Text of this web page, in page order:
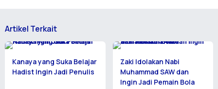
Artikel Terkait
Kanaya yang Suka Belajar
Hadist Ingin Jadi Penulis
Zaki Idolakan Nabi
Muhammad SAW dan
Ingin Jadi Pemain Bola